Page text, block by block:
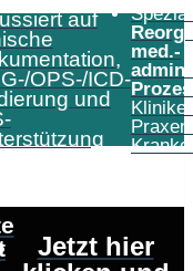
auf
OPS-/ICD-
und
med.-
Jetzt hier